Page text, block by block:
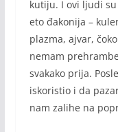
kutiju. I ovi ljudi
eto đakonija –
plazma, ajvar,
nemam
svakako prija.
iskoristio i da
nam zalihe na